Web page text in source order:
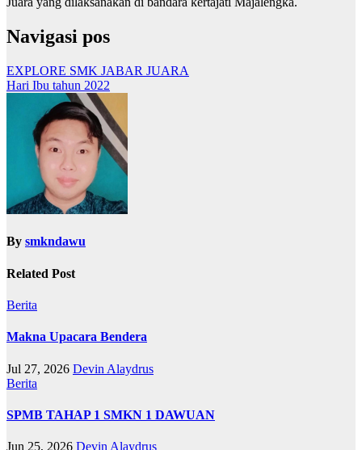
Navigasi pos
EXPLORE SMK JABAR JUARA
Hari Ibu tahun 2022
By smkndawu
Related Post
Berita
Makna Upacara Bendera
Jul 27, 2026 Devin Alaydrus
Berita
SPMB TAHAP 1 SMKN 1 DAWUAN
Jun 25, 2026 Devin Alaydrus